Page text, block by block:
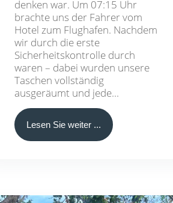
denken war. Um 07:15 Uhr
brachte uns der Fahrer vom
Hotel zum Flughafen. Nachdem
wir durch die erste
Sicherheitskontrolle durch
waren – dabei wurden unsere
Taschen vollständig
ausgeräumt und jede...
Lesen Sie weiter ...